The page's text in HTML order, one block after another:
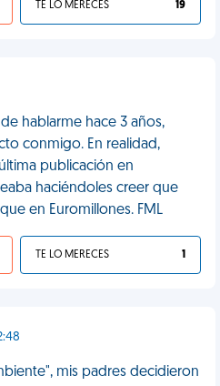
TE LO MERECES 19
hablarme hace 3 años,
conmigo. En realidad,
publicación en
haciéndoles creer que
en Euromillones. FML
TE LO MERECES 1
mis padres decidieron